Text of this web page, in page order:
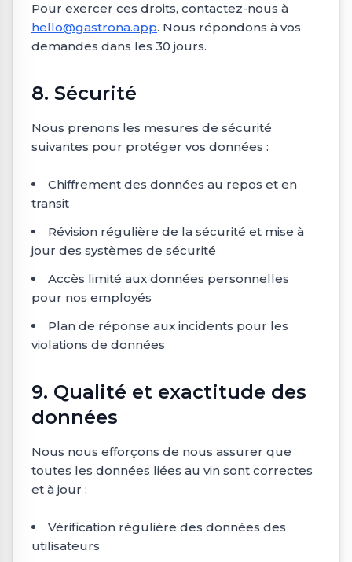
Pour exercer ces droits, contactez-nous à
hello@gastrona.app. Nous répondons à vos
demandes dans les 30 jours.
8. Sécurité
Nous prenons les mesures de sécurité
suivantes pour protéger vos données :
Chiffrement des données au repos et en
transit
Révision régulière de la sécurité et mise à
jour des systèmes de sécurité
Accès limité aux données personnelles
pour nos employés
Plan de réponse aux incidents pour les
violations de données
9. Qualité et exactitude des
données
Nous nous efforçons de nous assurer que
toutes les données liées au vin sont correctes
et à jour :
Vérification régulière des données des
utilisateurs